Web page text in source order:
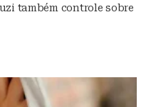
também controle sobre